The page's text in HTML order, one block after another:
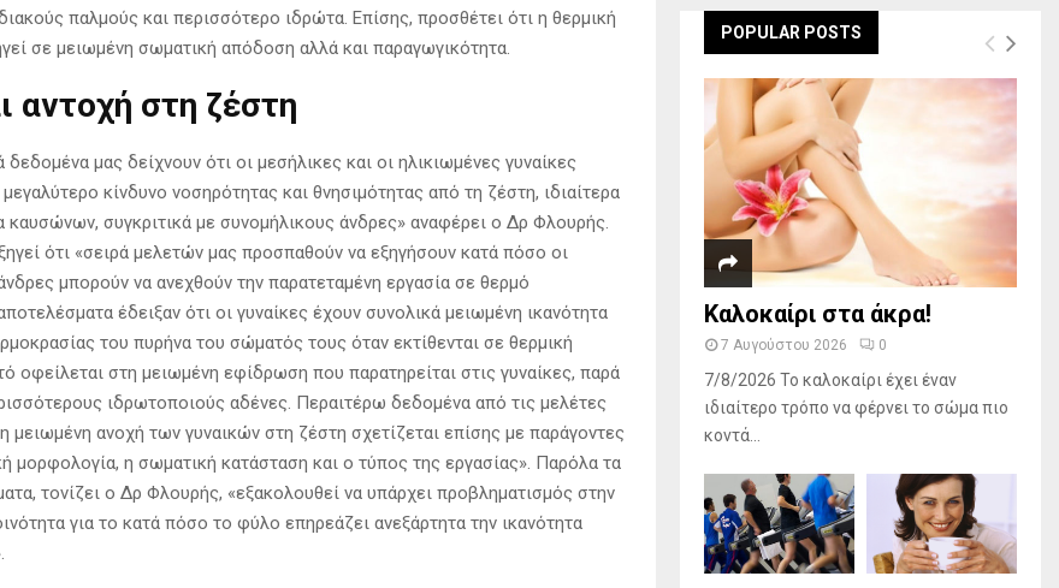
παλμούς και περισσότερο ιδρώτα. Επίσης, προσθέτει ότι η θερμική
σε μειωμένη σωματική απόδοση αλλά και παραγωγικότητα.
αντοχή στη ζέστη
δεδομένα μας δείχνουν ότι οι μεσήλικες και οι ηλικιωμένες γυναίκες
κίνδυνο νοσηρότητας και θνησιμότητας από τη ζέστη, ιδιαίτερα
καυσώνων, συγκριτικά με συνομήλικους άνδρες» αναφέρει ο Δρ Φλουρής.
ότι «σειρά μελετών μας προσπαθούν να εξηγήσουν κατά πόσο οι
μπορούν να ανεχθούν την παρατεταμένη εργασία σε θερμό
έδειξαν ότι οι γυναίκες έχουν συνολικά μειωμένη ικανότητα
του πυρήνα του σώματός τους όταν εκτίθενται σε θερμική
οφείλεται στη μειωμένη εφίδρωση που παρατηρείται στις γυναίκες, παρά
ιδρωτοποιούς αδένες. Περαιτέρω δεδομένα από τις μελέτες
μειωμένη ανοχή των γυναικών στη ζέστη σχετίζεται επίσης με παράγοντες
μορφολογία, η σωματική κατάσταση και ο τύπος της εργασίας». Παρόλα τα
τονίζει ο Δρ Φλουρής, «εξακολουθεί να υπάρχει προβληματισμός στην
για το κατά πόσο το φύλο επηρεάζει ανεξάρτητα την ικανότητα
POPULAR POSTS
Καλοκαίρι στα άκρα!
7 Αυγούστου 2026 0
7/8/2026 Το καλοκαίρι έχει έναν
ιδιαίτερο τρόπο να φέρνει το σώμα πιο
κοντά...